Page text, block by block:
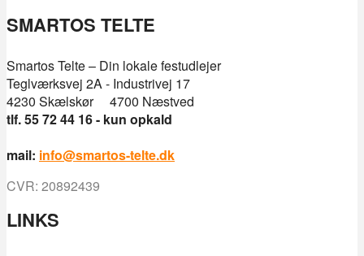
SMARTOS TELTE
Smartos Telte – Din lokale festudlejer
Teglværksvej 2A - Industrivej 17
4230 Skælskør 4700 Næstved
tlf. 55 72 44 16 - kun opkald
mail: info@smartos-telte.dk
CVR: 20892439
LINKS